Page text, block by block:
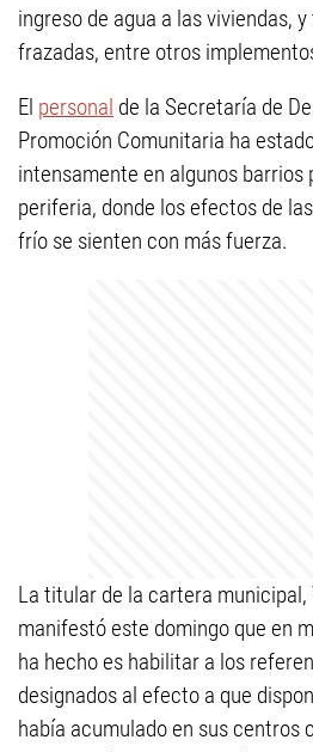
ingreso de agua a las viviendas,
frazadas, entre otros
El personal de la Secretaría de
Promoción Comunitaria ha
intensamente en algunos barrios
periferia, donde los efectos de
frío se sienten con más fuerza.
La titular de la cartera municipal,
manifestó este domingo que en
ha hecho es habilitar a los
designados al efecto a que
había acumulado en sus centros